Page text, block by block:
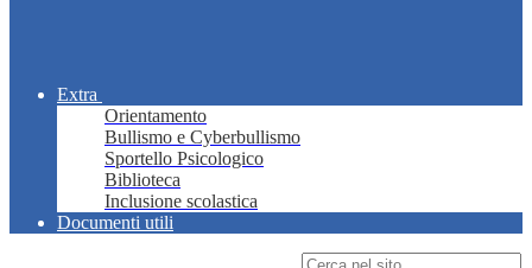
Extra
Orientamento
Bullismo e Cyberbullismo
Sportello Psicologico
Biblioteca
Inclusione scolastica
Documenti utili